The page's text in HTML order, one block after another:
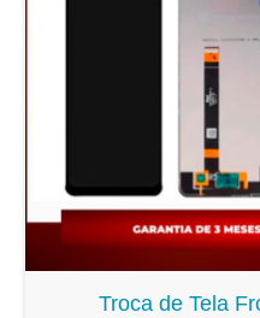
Troca de Tela